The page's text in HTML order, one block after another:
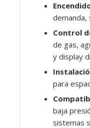
demanda,
Control
de gas,
y display
para
baja
sistemas